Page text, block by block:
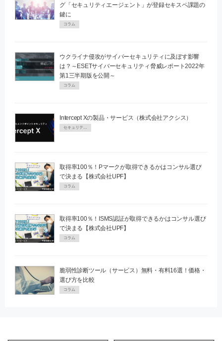
グ「セキュリティエージェント」が登録セキスペ課題の
鍵に
コラム
ウクライナ侵攻がサイバーセキュリティに及ぼす影響
は？～ESETサイバーセキュリティ脅威レポート2022年
第1三半期版を公開～
コラム
Intercept Xの製品・サービス（株式会社アクシス）
セキュリティPR
取得率100％！Pマークが取得できるかはコンサル選び
で決まる【株式会社UPF】
コラム
取得率100％！ISMS認証が取得できるかはコンサル選び
で決まる【株式会社UPF】
コラム
脆弱性診断ツール（サービス）無料・有料16選！価格・
選び方を比較
コラム